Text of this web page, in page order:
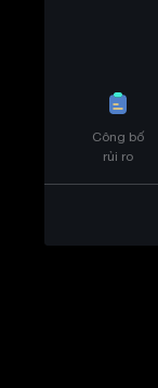
Công bố
rủi ro